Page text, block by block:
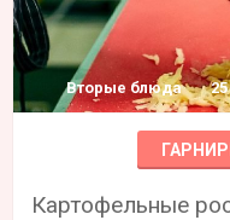
Вторые блюда
Картофельные